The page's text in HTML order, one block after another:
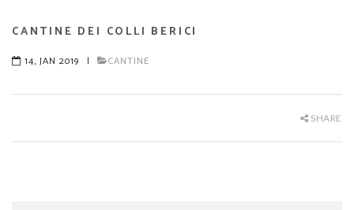
CANTINE DEI COLLI BERICI
14, JAN 2019 | CANTINE
SHARE